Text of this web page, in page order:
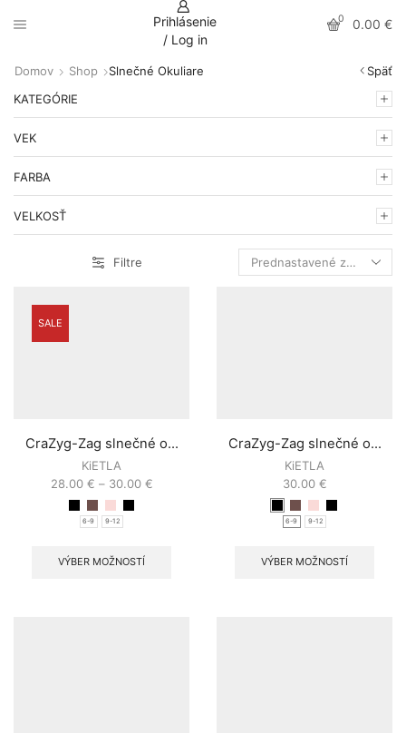
Prihlásenie
/ Log in
0 0.00 €
Domov Shop Slnečné Okuliare Späť
Filtre
SALE
CraZyg-Zag slnečné o...
KiETLA
28.00 € – 30.00 €
6-9 9-12
VÝBER MOŽNOSTÍ
CraZyg-Zag slnečné o...
KiETLA
30.00 €
6-9 9-12
VÝBER MOŽNOSTÍ
KATEGÓRIE
VEK
FARBA
VELKOSŤ